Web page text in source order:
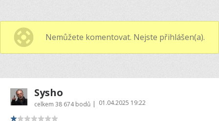
Nemůžete komentovat. Nejste přihlášen(a).
Sysho
celkem 38 674 bodů | 01.04.2025 19:22